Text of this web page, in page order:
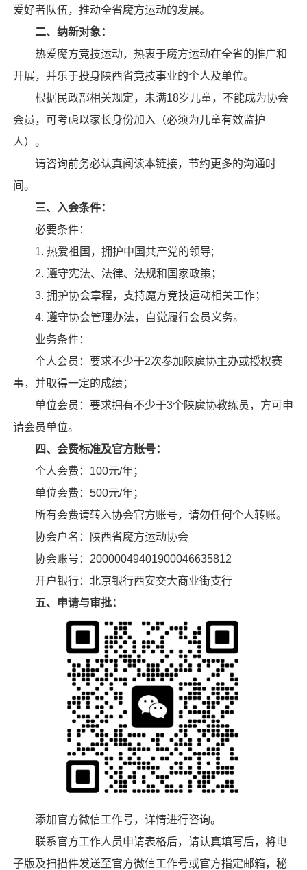
爱好者队伍，推动全省魔方运动的发展。
二、纳新对象：
热爱魔方竞技运动，热衷于魔方运动在全省的推广和
开展，并乐于投身陕西省竞技事业的个人及单位。
根据民政部相关规定，未满18岁儿童，不能成为协会
会员，可考虑以家长身份加入（必须为儿童有效监护
人）。
请咨询前务必认真阅读本链接，节约更多的沟通时
间。
三、入会条件：
必要条件：
1. 热爱祖国，拥护中国共产党的领导;
2. 遵守宪法、法律、法规和国家政策；
3. 拥护协会章程，支持魔方竞技运动相关工作；
4. 遵守协会管理办法，自觉履行会员义务。
业务条件：
个人会员：要求不少于2次参加陕魔协主办或授权赛
事，并取得一定的成绩；
单位会员：要求拥有不少于3个陕魔协教练员 ，方可申
请会员单位。
四、会费标准及官方账号：
个人会费：100元/年；
单位会费：500元/年；
所有会费请转入协会官方账号，请勿任何个人转账。
协会户名：陕西省魔方运动协会
协会账号：20000049401900046635812
开户银行：北京银行西安交大商业街支行
五、申请与审批：
添加官方微信工作号，详情进行咨询。
联系官方工作人员申请表格后，请认真填写后，将电
子版及扫描件发送至官方微信工作号或官方指定邮箱，秘